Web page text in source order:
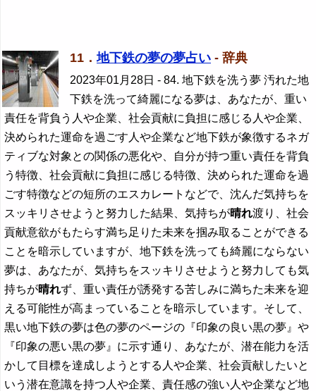
11．地下鉄の夢の夢占い - 辞典
2023年01月28日 - 84. 地下鉄を洗う夢 汚れた地
下鉄を洗って綺麗になる夢は、あなたが、重い
責任を背負う人や企業、社会貢献に負担に感じる人や企業、
決められた運命を過ごす人や企業など地下鉄が象徴するネガ
ティブな対象との関係の悪化や、自分が持つ重い責任を背負
う特徴、社会貢献に負担に感じる特徴、決められた運命を過
ごす特徴などの短所のエスカレートなどで、沈んだ気持ちを
スッキリさせようと努力した結果、気持ちが晴れ渡り、社会
貢献意欲がもたらす満ち足りた未来を掴み取ることができる
ことを暗示していますが、地下鉄を洗っても綺麗にならない
夢は、あなたが、気持ちをスッキリさせようと努力しても気
持ちが晴れず、重い責任が誘発する苦しみに満ちた未来を迎
える可能性が高まっていることを暗示しています。そして、
黒い地下鉄の夢は色の夢のページの『印象の良い黒の夢』や
『印象の悪い黒の夢』に示す通り、あなたが、潜在能力を活
かして目標を達成しようとする人や企業、社会貢献したいと
いう潜在意識を持つ人や企業、責任感の強い人や企業など地